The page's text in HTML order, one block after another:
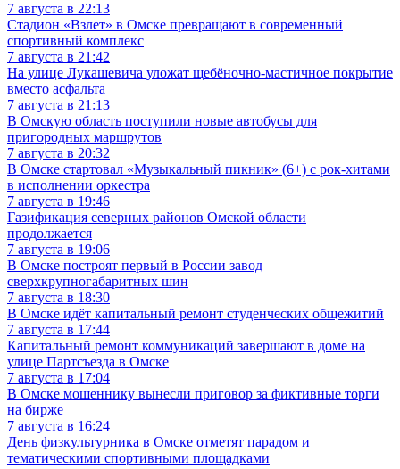
7 августа в 22:13
Стадион «Взлет» в Омске превращают в современный
спортивный комплекс
7 августа в 21:42
На улице Лукашевича уложат щебёночно-мастичное покрытие
вместо асфальта
7 августа в 21:13
В Омскую область поступили новые автобусы для
пригородных маршрутов
7 августа в 20:32
В Омске стартовал «Музыкальный пикник» (6+) с рок-хитами
в исполнении оркестра
7 августа в 19:46
Газификация северных районов Омской области
продолжается
7 августа в 19:06
В Омске построят первый в России завод
сверхкрупногабаритных шин
7 августа в 18:30
В Омске идёт капитальный ремонт студенческих общежитий
7 августа в 17:44
Капитальный ремонт коммуникаций завершают в доме на
улице Партсъезда в Омске
7 августа в 17:04
В Омске мошеннику вынесли приговор за фиктивные торги
на бирже
7 августа в 16:24
День физкультурника в Омске отметят парадом и
тематическими спортивными площадками